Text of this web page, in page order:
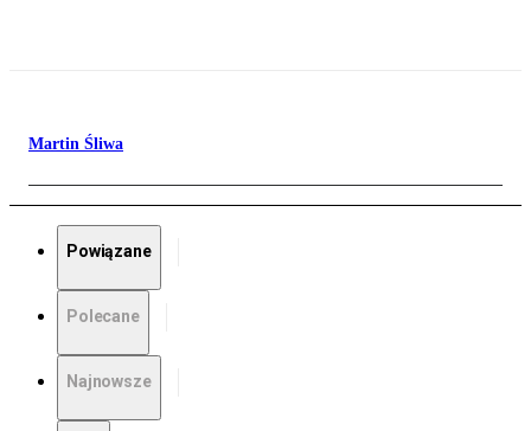
Martin Śliwa
Powiązane
Polecane
Najnowsze